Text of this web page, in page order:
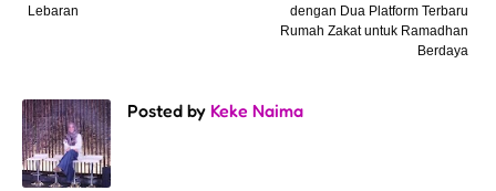
dengan Dua Platform Terbaru
Rumah Zakat untuk Ramadhan
Berdaya
Lebaran
Posted by Keke Naima